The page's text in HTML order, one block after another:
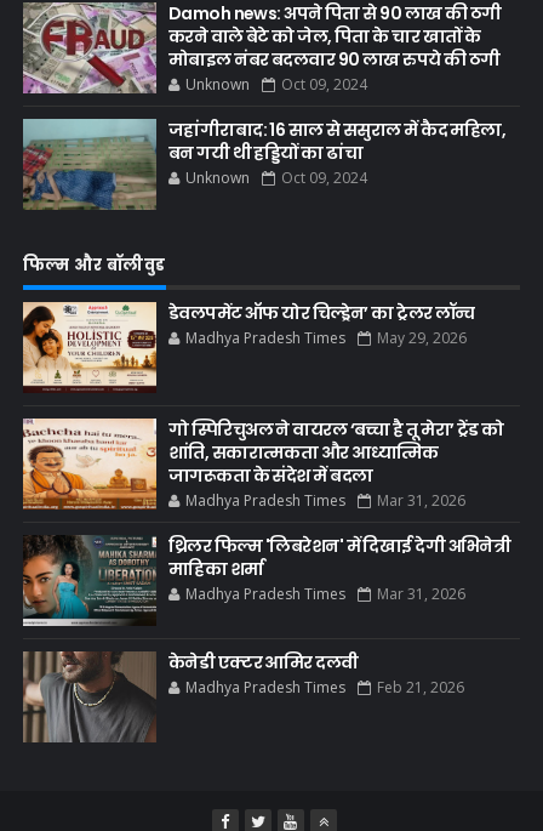
Damoh news: अपने पिता से 90 लाख की ठगी
करने वाले बेटे को जेल, पिता के चार खातों के
मोबाइल नंबर बदलवार 90 लाख रुपये की ठगी
Unknown Oct 09, 2024
जहांगीराबाद: 16 साल से ससुराल में कैद महिला,
बन गयी थी हड्डियों का ढांचा
Unknown Oct 09, 2024
फिल्म और बॉलीवुड
डेवलपमेंट ऑफ योर चिल्ड्रेन’ का ट्रेलर लॉन्च
Madhya Pradesh Times May 29, 2026
गो स्पिरिचुअल ने वायरल ‘बच्चा है तू मेरा’ ट्रेंड को
शांति, सकारात्मकता और आध्यात्मिक
जागरूकता के संदेश में बदला
Madhya Pradesh Times Mar 31, 2026
थ्रिलर फिल्म 'लिबरेशन' में दिखाई देगी अभिनेत्री
माहिका शर्मा
Madhya Pradesh Times Mar 31, 2026
केनेडी एक्टर आमिर दलवी
Madhya Pradesh Times Feb 21, 2026